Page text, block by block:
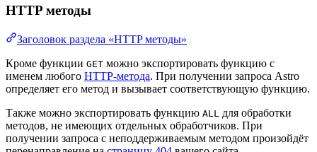
HTTP методы
Заголовок раздела «HTTP методы»
Кроме функции GET можно экспортировать функцию с
именем любого HTTP-метода. При получении запроса Astro
определяет его метод и вызывает соответствующую функцию.
Также можно экспортировать функцию ALL
для обработки
методов, не имеющих отдельных обработчиков. При
получении запроса с неподдерживаемым методом произойдёт